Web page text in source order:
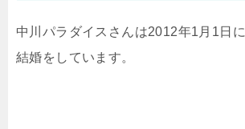
中川パラダイスさんは2012年1月1日に
結婚をしています。